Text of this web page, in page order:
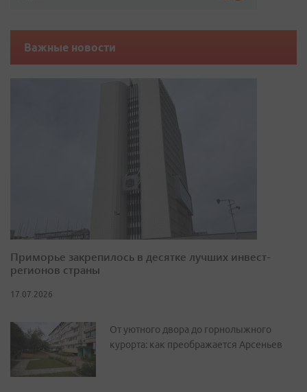
Важные новости
Приморье закрепилось в десятке лучших инвест-
регионов страны
17.07.2026
От уютного двора до горнолыжного
курорта: как преображается Арсеньев